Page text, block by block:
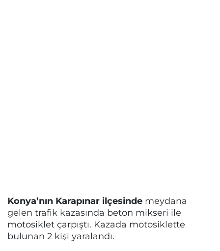
Konya’nın Karapınar ilçesinde meydana
gelen trafik kazasında beton mikseri ile
motosiklet çarpıştı. Kazada motosiklette
bulunan 2 kişi yaralandı.